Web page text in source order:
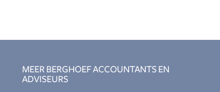
MEER BERGHOEF ACCOUNTANTS EN
ADVISEURS